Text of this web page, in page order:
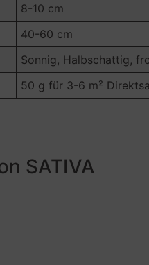
8-10 cm
40-60 cm
Sonnig, Halbschattig,
50 g für 3-6 m²
SATIVA
&